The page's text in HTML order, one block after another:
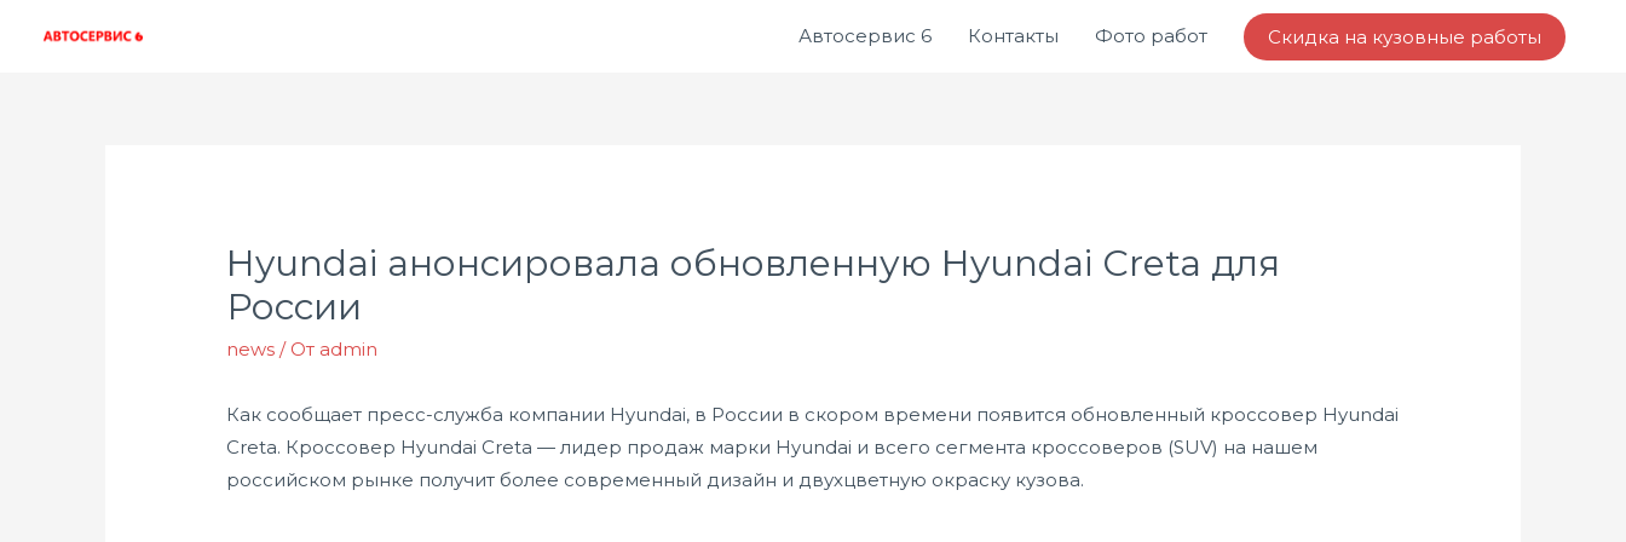
Автосервис 6 Контакты Фото работ Скидка на кузовные работы
Hyundai анонсировала обновленную Hyundai Creta для
России
news / От admin
Как сообщает пресс-служба компании Hyundai, в России в скором времени появится обновленный кроссовер Hyundai
Creta. Кроссовер Hyundai Creta — лидер продаж марки Hyundai и всего сегмента кроссоверов (SUV) на нашем
российском рынке получит более современный дизайн и двухцветную окраску кузова.